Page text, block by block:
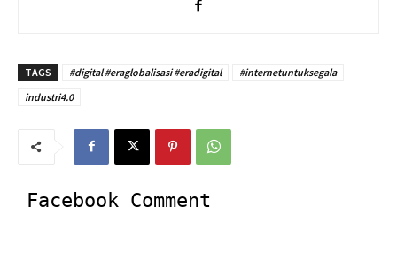
TAGS #digital #eraglobalisasi #eradigital
#internetuntuksegala
industri4.0
Facebook Comment